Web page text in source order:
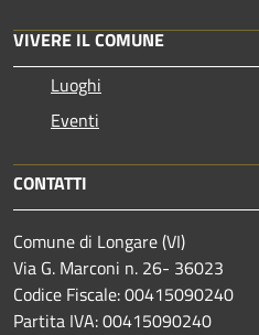
VIVERE IL COMUNE
Luoghi
Eventi
CONTATTI
Comune di Longare (VI)
Via G. Marconi n. 26- 36023
Codice Fiscale: 00415090240
Partita IVA: 00415090240